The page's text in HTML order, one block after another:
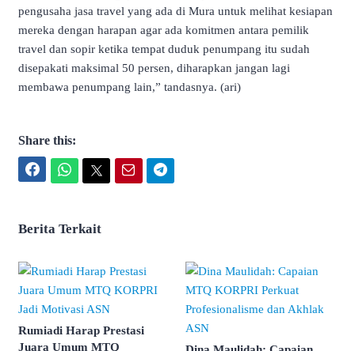
pengusaha jasa travel yang ada di Mura untuk melihat kesiapan
mereka dengan harapan agar ada komitmen antara pemilik
travel dan sopir ketika tempat duduk penumpang itu sudah
disepakati maksimal 50 persen, diharapkan jangan lagi
membawa penumpang lain,” tandasnya. (ari)
Share this:
Berita Terkait
Rumiadi Harap Prestasi
Juara Umum MTQ